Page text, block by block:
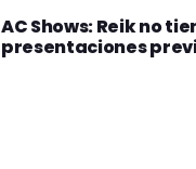
AC Shows: Reik no
presentaciones